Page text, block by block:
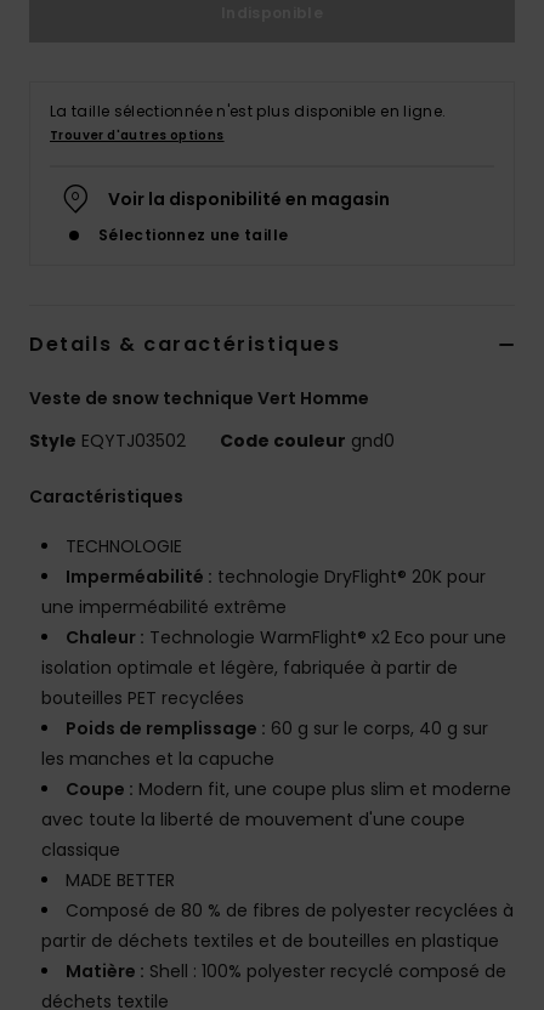
La taille sélectionnée n'est plus disponible en ligne.
Trouver d'autres options
Voir la disponibilité en magasin
Sélectionnez une taille
Details & caractéristiques
Veste de snow technique Vert Homme
Style EQYTJ03502 Code couleur gnd0
Caractéristiques
TECHNOLOGIE
Imperméabilité : technologie DryFlight® 20K pour
une imperméabilité extrême
Chaleur : Technologie WarmFlight® x2 Eco pour une
isolation optimale et légère, fabriquée à partir de
bouteilles PET recyclées
Poids de remplissage : 60 g sur le corps, 40 g sur
les manches et la capuche
Coupe : Modern fit, une coupe plus slim et moderne
avec toute la liberté de mouvement d'une coupe
classique
MADE BETTER
Composé de 80 % de fibres de polyester recyclées à
partir de déchets textiles et de bouteilles en plastique
Matière : Shell : 100% polyester recyclé composé de
déchets textile